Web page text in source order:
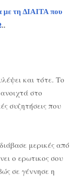
με τη ΔΙΑΙΤΑ που
..
και τότε. Το
στο
συζητήσεις που
μερικές από
ο ερωτικoς σου
σε γέννησε η